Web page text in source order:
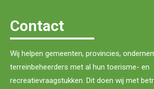
Contact
Wij helpen gemeenten, provincies,
terreinbeheerders met al hun toerisme- en
recreatievraagstukken. Dit doen wij met